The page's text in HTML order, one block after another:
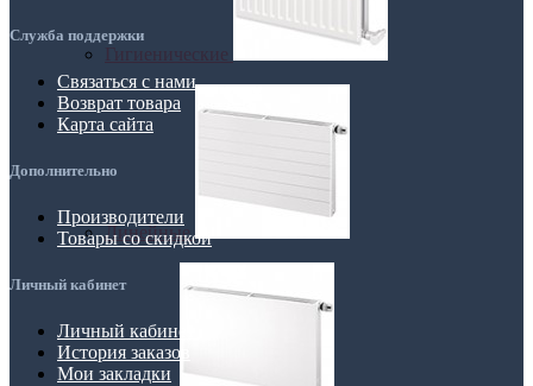
Линейные
Служба поддержки
Связаться с нами
Возврат товара
Карта сайта
Дополнительно
Производители
Товары со скидкой
Личный кабинет
Личный кабинет
История заказов
Мои закладки